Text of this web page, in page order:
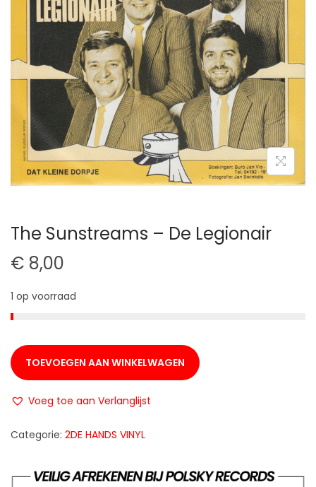
t
i
e
u
d
The Sunstreams – De Legionair
€ 8,00
1 op voorraad
TOEVOEGEN AAN WINKELWAGEN
Voeg toe aan Verlanglijst
Categorie: 2DE HANDS VINYL